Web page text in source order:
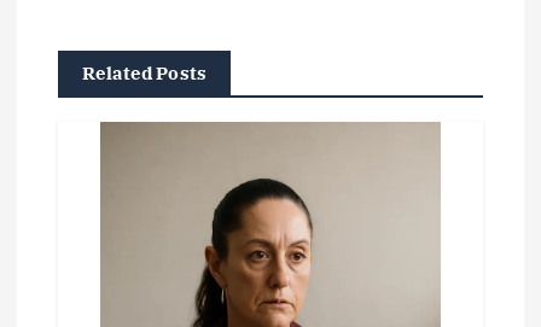
Related Posts